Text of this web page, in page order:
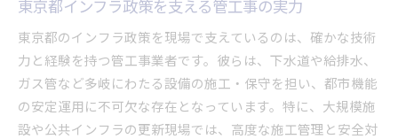
東京都インフラ政策を支える管工事の実力
東京都のインフラ政策を現場で支えているのは、確かな技術
力と経験を持つ管工事業者です。彼らは、下水道や給排水、
ガス管など多岐にわたる設備の施工・保守を担い、都市機能
の安定運用に不可欠な存在となっています。特に、大規模施
設や公共インフラの更新現場では、高度な施工管理と安全対